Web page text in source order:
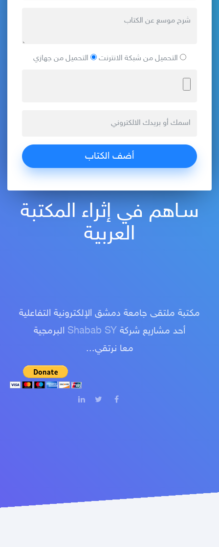
التحميل من شبكة الانترنت التحميل من جهازي
سـاهم في إثراء المكتبة
العربية
مكتبة ملتقى جامعة دمشق الإلكترونية التفاعلية
أحد مشاريع شركة Shabab SY البرمجية
معا نرتقي...